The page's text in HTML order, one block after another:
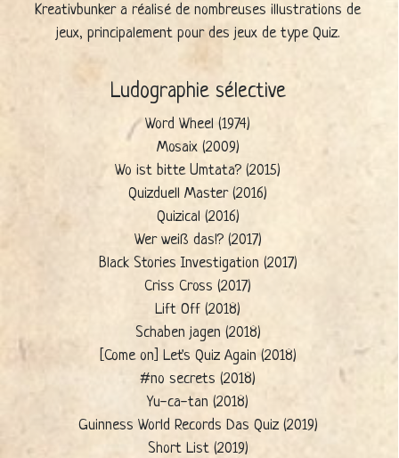
Kreativbunker a réalisé de nombreuses illustrations de
jeux, principalement pour des jeux de type Quiz.
Ludographie sélective
Word Wheel (1974)
Mosaix (2009)
Wo ist bitte Umtata? (2015)
Quizduell Master (2016)
Quizical (2016)
Wer weiß das!? (2017)
Black Stories Investigation (2017)
Criss Cross (2017)
Lift Off (2018)
Schaben jagen (2018)
[Come on] Let's Quiz Again (2018)
#no secrets (2018)
Yu-ca-tan (2018)
Guinness World Records Das Quiz (2019)
Short List (2019)